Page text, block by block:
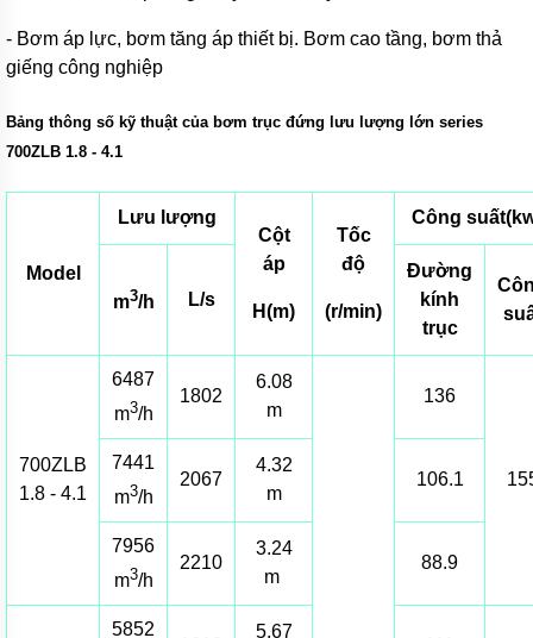
bơm
dầu
kiểu
răng
phớt
khí
Bơm
dùng
Máy
bơm
GANG
- Bơm áp lực, bơm tăng áp thiết bị. Bơm cao tầng, bơm thả
giếng công nghiệp
Bảng thông số kỹ thuật của bơm trục đứng lưu lượng lớn series
700ZLB 1.8 - 4.1
Model
Lưu lượng
Cột
áp
H(m)
Tốc
độ
(r/min)
Công
m3/h L/s
Đường
kính
trục
700ZLB
1.8 - 4.1
6487
m3/h
1802
6.08
m
136
7441
m3/h
2067
4.32
m
106.1
7956
m3/h
2210
3.24
m
88.9
5852
5.67